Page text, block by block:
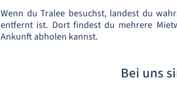
Wenn du Tralee besuchst, landest du
entfernt ist. Dort findest du mehrere
Ankunft abholen kannst.
Bei uns